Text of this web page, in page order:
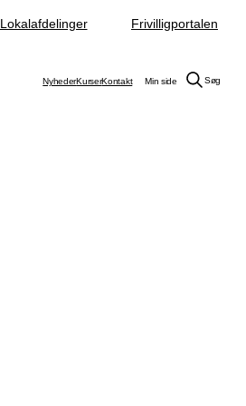
Lokalafdelinger Frivilligportalen
NyhederKurserKontakt Min side Søg